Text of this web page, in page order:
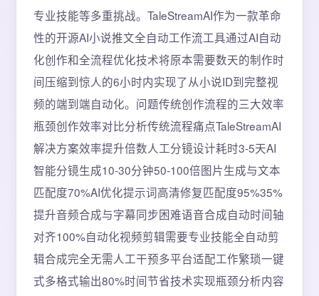
专业技能等多重挑战。TaleStreamAI作为一款革命
性的开源AI小说推文全自动工作流工具通过AI自动
化创作和全流程优化技术将原本需要数天的制作时
间压缩到惊人的6小时内实现了从小说ID到完整视
频的端到端自动化。问题传统创作流程的三大效率
瓶颈创作效率对比分析传统流程痛点TaleStreamAI
解决方案效率提升倍数人工分镜设计耗时3-5天AI
智能分镜生成10-30分钟50-100倍图片生成与文本
匹配度70%AI优化提示词高清修复匹配度95%35%
提升音频合成与字幕同步困难语音合成自动时间轴
对齐100%自动化视频剪辑需要专业技能全自动剪
辑合成完全无需人工干预多平台适配工作繁琐一键
式多格式输出80%时间节省技术实现瓶颈分析内容